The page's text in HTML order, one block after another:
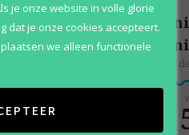
Eau
je onze website in volle glorie
dat je onze cookies accepteert.
plaatsen we alleen functionele